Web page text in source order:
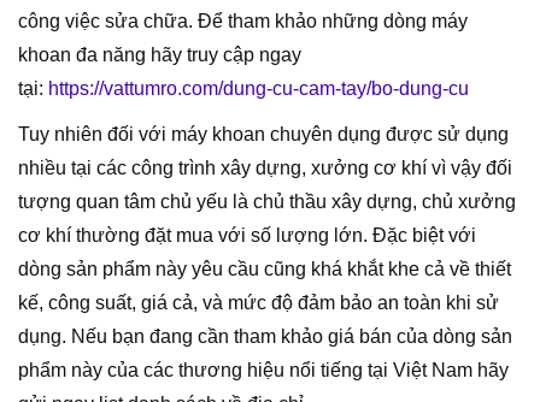
công việc sửa chữa. Để tham khảo những dòng máy
khoan đa năng hãy truy cập ngay
tại: https://vattumro.com/dung-cu-cam-tay/bo-dung-cu
Tuy nhiên đối với máy khoan chuyên dụng được sử dụng
nhiều tại các công trình xây dựng, xưởng cơ khí vì vậy đối
tượng quan tâm chủ yếu là chủ thầu xây dựng, chủ xưởng
cơ khí thường đặt mua với số lượng lớn. Đặc biệt với
dòng sản phẩm này yêu cầu cũng khá khắt khe cả về thiết
kế, công suất, giá cả, và mức độ đảm bảo an toàn khi sử
dụng. Nếu bạn đang cần tham khảo giá bán của dòng sản
phẩm này của các thương hiệu nổi tiếng tại Việt Nam hãy